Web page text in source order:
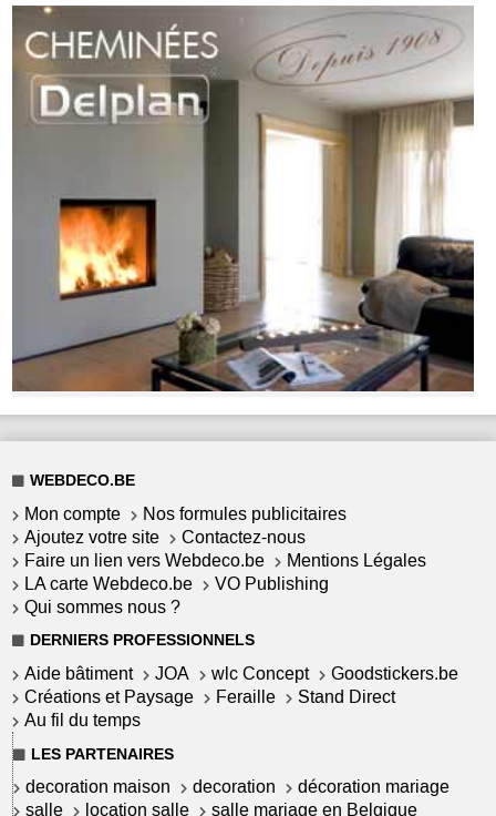
WEBDECO.BE
Mon compte
Nos formules publicitaires
Ajoutez votre site
Contactez-nous
Faire un lien vers Webdeco.be
Mentions Légales
LA carte Webdeco.be
VO Publishing
Qui sommes nous ?
DERNIERS PROFESSIONNELS
Aide bâtiment JOA wlc Concept
Goodstickers.be
Créations et Paysage
Feraille
Stand Direct
Au fil du temps
LES PARTENAIRES
decoration maison decoration
décoration mariage
salle
location salle salle mariage en Belgique